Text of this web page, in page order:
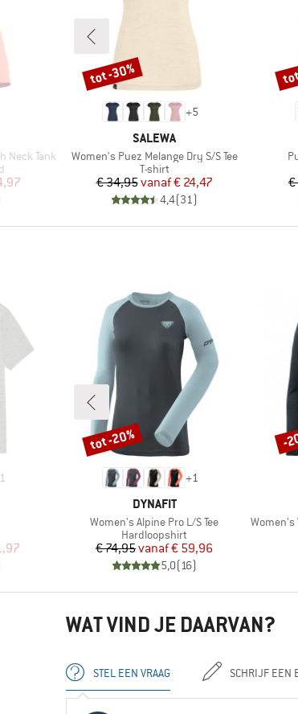
Neck Tank
prijs
+5
MERK
SALEWA
Artikel
Women's Puez Melange Dry S/S Tee
Productgroep
T-shirt
Prijs
€ 34,95 Verlaagde prijs
vanaf€ 24,47
4,4(31)
Korting
tot -30%
€
1
prijs
+1
MERK
DYNAFIT
Artikel
Women's Alpine Pro L/S Tee
Productgroep
Hardloopshirt
Prijs
€ 74,95 Verlaagde prijs
vanaf€ 59,96
5,0(16)
Korting
tot -20%
Artikel
Women's
-
WAT VIND JE DAARVAN?
STEL EEN VRAAG SCHRIJF EEN